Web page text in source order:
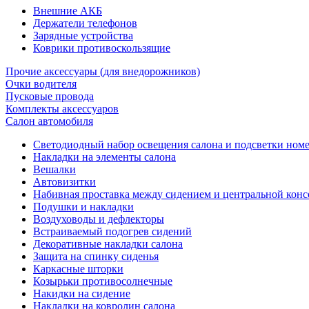
Внешние АКБ
Держатели телефонов
Зарядные устройства
Коврики противоскользящие
Прочие аксессуары (для внедорожников)
Очки водителя
Пусковые провода
Комплекты аксессуаров
Салон автомобиля
Светодиодный набор освещения салона и подсветки
Накладки на элементы салона
Вешалки
Автовизитки
Набивная проставка между сидением и центральной
Подушки и накладки
Воздуховоды и дефлекторы
Встраиваемый подогрев сидений
Декоративные накладки салона
Защита на спинку сиденья
Каркасные шторки
Козырьки противосолнечные
Накидки на сидение
Накладки на ковролин салона